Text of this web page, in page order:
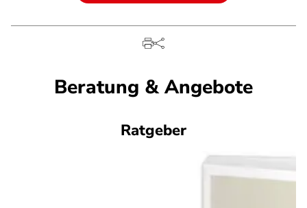
Beratung & Angebote
Ratgeber